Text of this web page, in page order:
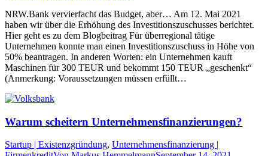
NRW.Bank vervierfacht das Budget, aber… Am 12. Mai 2021
haben wir über die Erhöhung des Investitionszuschusses berichtet.
Hier geht es zu dem Blogbeitrag Für überregional tätige
Unternehmen konnte man einen Investitionszuschuss in Höhe von
50% beantragen. In anderen Worten: ein Unternehmen kauft
Maschinen für 300 TEUR und bekommt 150 TEUR „geschenkt“
(Anmerkung: Voraussetzungen müssen erfüllt…
Warum scheitern Unternehmensfinanzierungen?
Startup | Existenzgründung, Unternehmensfinanzierung |